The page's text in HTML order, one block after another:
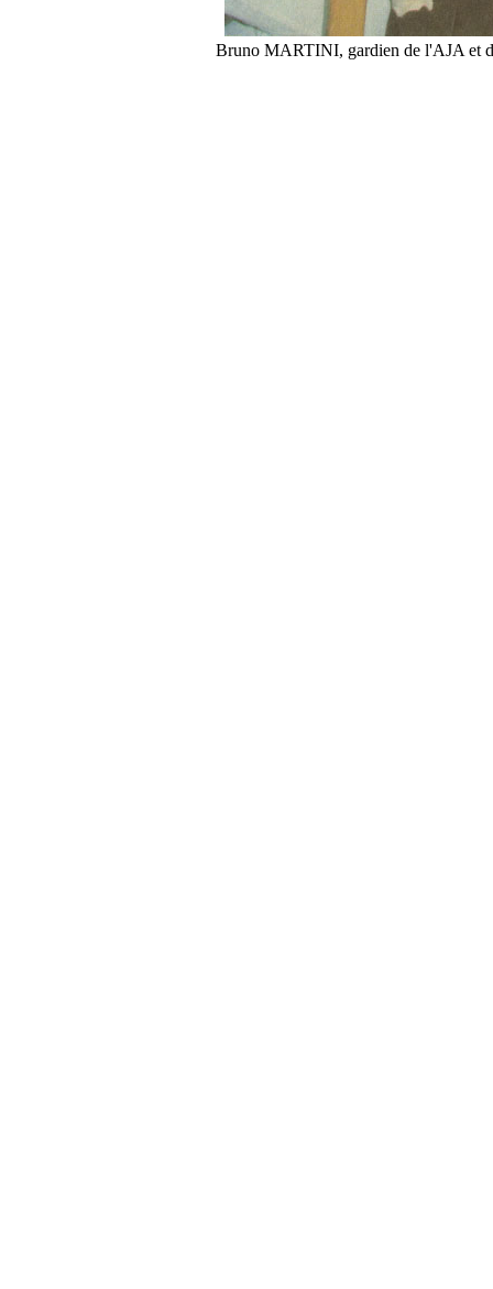
Bruno MARTINI, gardien de l'AJA et